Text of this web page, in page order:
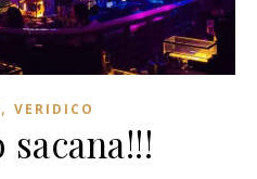
, VERIDICO